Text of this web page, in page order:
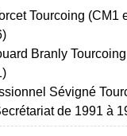
Tourcoing (CM1
Branly
Sévigné
de 1991 à